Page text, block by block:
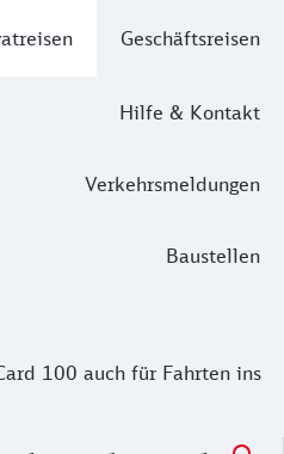
Geschäftsreisen
Hilfe & Kontakt
Verkehrsmeldungen
Baustellen
100 auch für Fahrten ins